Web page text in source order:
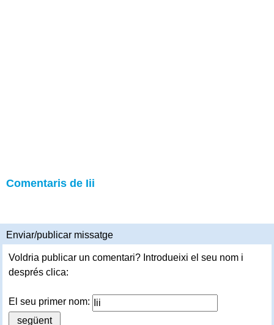
Comentaris de Iii
Enviar/publicar missatge
Voldria publicar un comentari? Introdueixi el seu nom i
després clica:
El seu primer nom: